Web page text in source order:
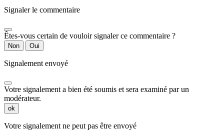
Signaler le commentaire
Êtes-vous certain de vouloir signaler ce commentaire ?
Non Oui
Signalement envoyé
Votre signalement a bien été soumis et sera examiné par un
modérateur.
ok
Votre signalement ne peut pas être envoyé